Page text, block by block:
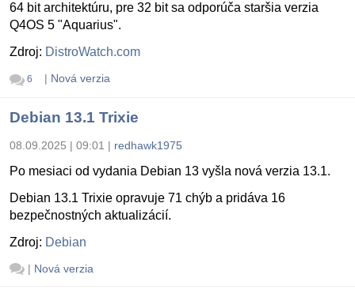
64 bit architektúru, pre 32 bit sa odporúča staršia verzia
Q4OS 5 "Aquarius".
Zdroj: DistroWatch.com
6 | Nová verzia
Debian 13.1 Trixie
08.09.2025 | 09:01 | redhawk1975
Po mesiaci od vydania Debian 13 vyšla nová verzia 13.1.
Debian 13.1 Trixie opravuje 71 chýb a pridáva 16
bezpečnostných aktualizácií.
Zdroj: Debian
| Nová verzia